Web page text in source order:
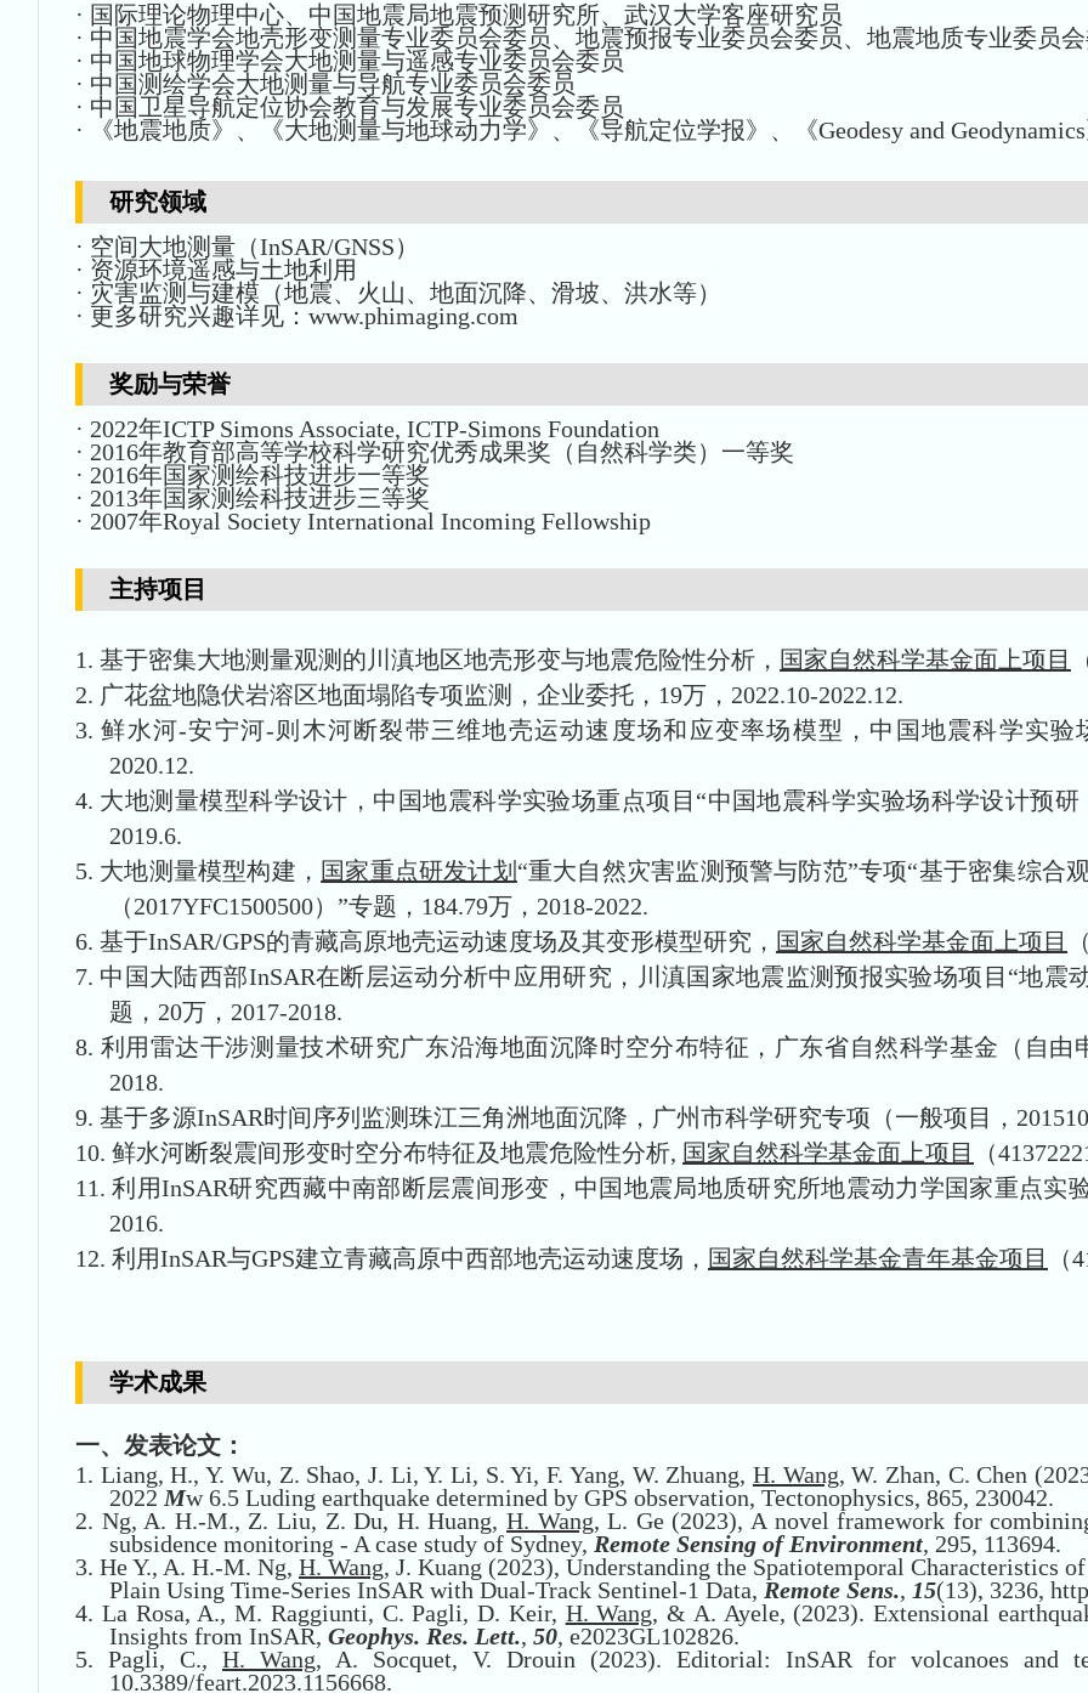
· 国际理论物理中心、中国地震局地震预测研究所、武汉大学客座研究员
· 中国地震学会地壳形变测量专业委员会委员、 地震预报专业委员会委员、 地震地质专业委员
· 中国地球物理学会大地测量与遥感专业委员会委员
· 中国测绘学会大地测量与导航专业委员会委员
· 中国卫星导航定位协会教育与发展专业委员会委员
·
《地震地质》、《大地测量与地球动力学》、《导航定位学报》、《Geodesy and Geodynamics
研究领域
· 空间大地测量（InSAR/GNSS）
· 资源环境遥感与土地利用
· 灾害监测与建模（地震、火山、地面沉降、滑坡、洪水等）
· 更多研究兴趣详见： www.phimaging.com
奖励与荣誉
· 2022年ICTP Simons Associate, ICTP-Simons Foundation
· 2016年教育部高等学校科学研究优秀成果奖（自然科学类）一等奖
· 2016年国家测绘科技进步一等奖
· 2013年国家测绘科技进步三等奖
· 2007年Royal Society International Incoming Fellowship
主持项目
1. 基于密集大地测量观测的川滇地区地壳形变与地震危险性分析， 国家自然科学基金面上项目
2. 广花盆地隐伏岩溶区地面塌陷专项监测，企业委托， 19万， 2022.10-2022.12.
3.鲜水河-安宁河-则木河断裂带三维地壳运动速度场和应变率场模型，中国地震科学实验场
2020.12.
4. 大地测量模型科学设计，中国地震科学实验场重点项目 “中国地震科学实验场科学设计预研
2019.6.
5. 大地测量模型构建， 国家重点研发计划 “重大自然灾害监测预警与防范”专项“基于密集综合
（2017YFC1500500）”专题，184.79万，2018-2022.
6. 基于InSAR/GPS的青藏高原地壳运动速度场及其变形模型研究， 国家自然科学基金面上项目
7. 中国大陆西部InSAR在断层运动分析中应用研究，川滇国家地震监测预报实验场项目“地震
题，20万，2017-2018.
8. 利用雷达干涉测量技术研究广东沿海地面沉降时空分布特征，广东省自然科学基金（自由
2018.
9. 基于多源InSAR时间序列监测珠江三角洲地面沉降，广州市科学研究专项（一般项目，
10. 鲜水河断裂震间形变时空分布特征及地震危险性分析, 国家自然科学基金面上项目
（
11.利用InSAR研究西藏中南部断层震间形变，中国地震局地质研究所地震动力学国家重点实
2016.
12. 利用InSAR与GPS建立青藏高原中西部地壳运动速度场， 国家自然科学基金青年基金项目 （
学术成果
一、发表论文：
1. Liang, H., Y. Wu, Z. Shao, J. Li, Y. Li, S. Yi, F. Yang, W. Zhuang, H. Wang, W. Zhan, C. Chen
2022 Mw 6.5 Luding earthquake determined by GPS observation, Tectonophysics, 865, 230042.
2. Ng, A. H.-M., Z. Liu, Z. Du, H. Huang,H. Wang, L. Ge (2023), A novel framework for
subsidence monitoring - A case study of Sydney, Remote Sensing of Environment, 295, 113694.
3. He Y., A. H.-M. Ng, H. Wang, J. Kuang (2023), Understanding the Spatiotemporal Characteristics
Plain Using Time-Series InSAR with Dual-Track Sentinel-1 Data, Remote Sens., 15(13), 3236,
4. La Rosa, A., M. Raggiunti, C. Pagli, D. Keir, H. Wang, & A. Ayele, (2023). Extensional
Insights from InSAR, Geophys. Res. Lett., 50, e2023GL102826.
5. Pagli, C., H. Wang, A. Socquet, V. Drouin (2023). Editorial: InSAR for volcanoes and
10.3389/feart.2023.1156668.